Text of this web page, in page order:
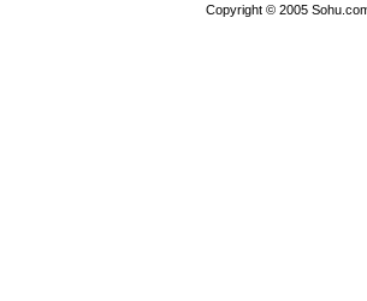
Copyright © 2005